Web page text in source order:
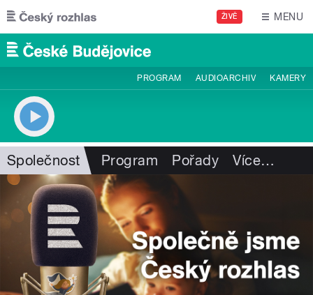
Přejít k hlavnímu obsahu
ŽIVĚ MENU
PROGRAM AUDIOARCHIV KAMERY
Společnost Program Pořady Více…